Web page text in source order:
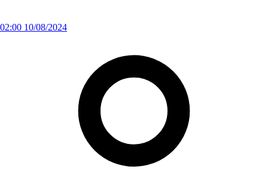
02:00 10/08/2024